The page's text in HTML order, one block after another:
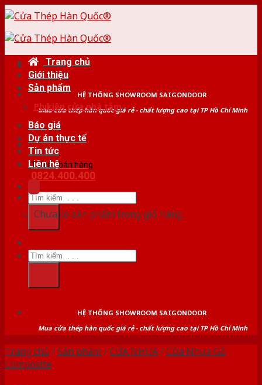
Skip
content
HỆ THỐNG SHOWROOM SAIGONDOOR
Mua cửa thép hàn quốc giá rẻ - chất lượng cao tại TP Hồ Chí Minh
Tư vấn bán hàng
0824.400.400
Tìm
kiếm:
Trang chủ
Giới thiệu
Sản phẩm
Phụ kiện cửa nhà tắm
Báo giá
Dự án thực tế
Tin tức
Liên hệ
Chưa có sản phẩm trong giỏ hàng.
Tìm
kiếm:
HỆ THỐNG SHOWROOM SAIGONDOOR
Mua cửa thép hàn quốc giá rẻ - chất lượng cao tại TP Hồ Chí Minh
Trang chủ /Sản phẩm /CỬA NHỰA/Cửa Nhựa Gỗ
Composite